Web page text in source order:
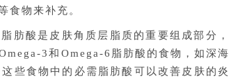
食物来补充。
肪酸是皮肤角质层脂质的重要组成部分，
3和Omega-6脂肪酸的食物，如深海
些食物中的必需脂肪酸可以改善皮肤的炎